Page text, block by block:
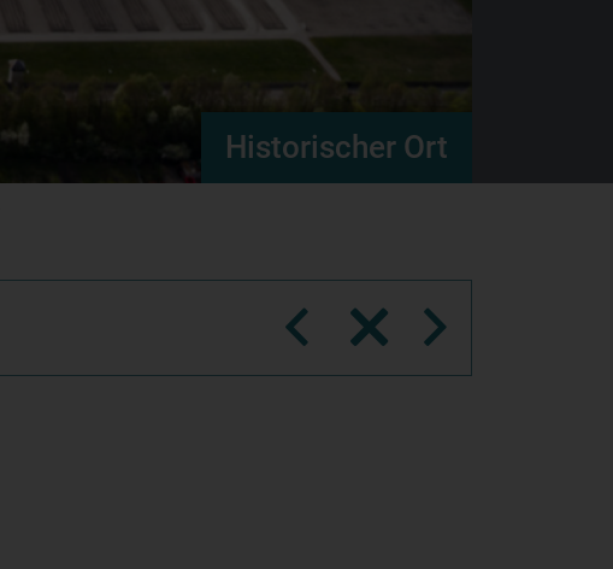
Historischer Ort